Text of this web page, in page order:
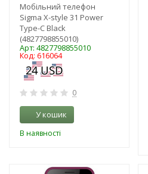
Мобільний телефон
Sigma X-style 31 Power
Type-C Black
(4827798855010)
Арт: 4827798855010
Код: 616064
0
У кошик
В наявності